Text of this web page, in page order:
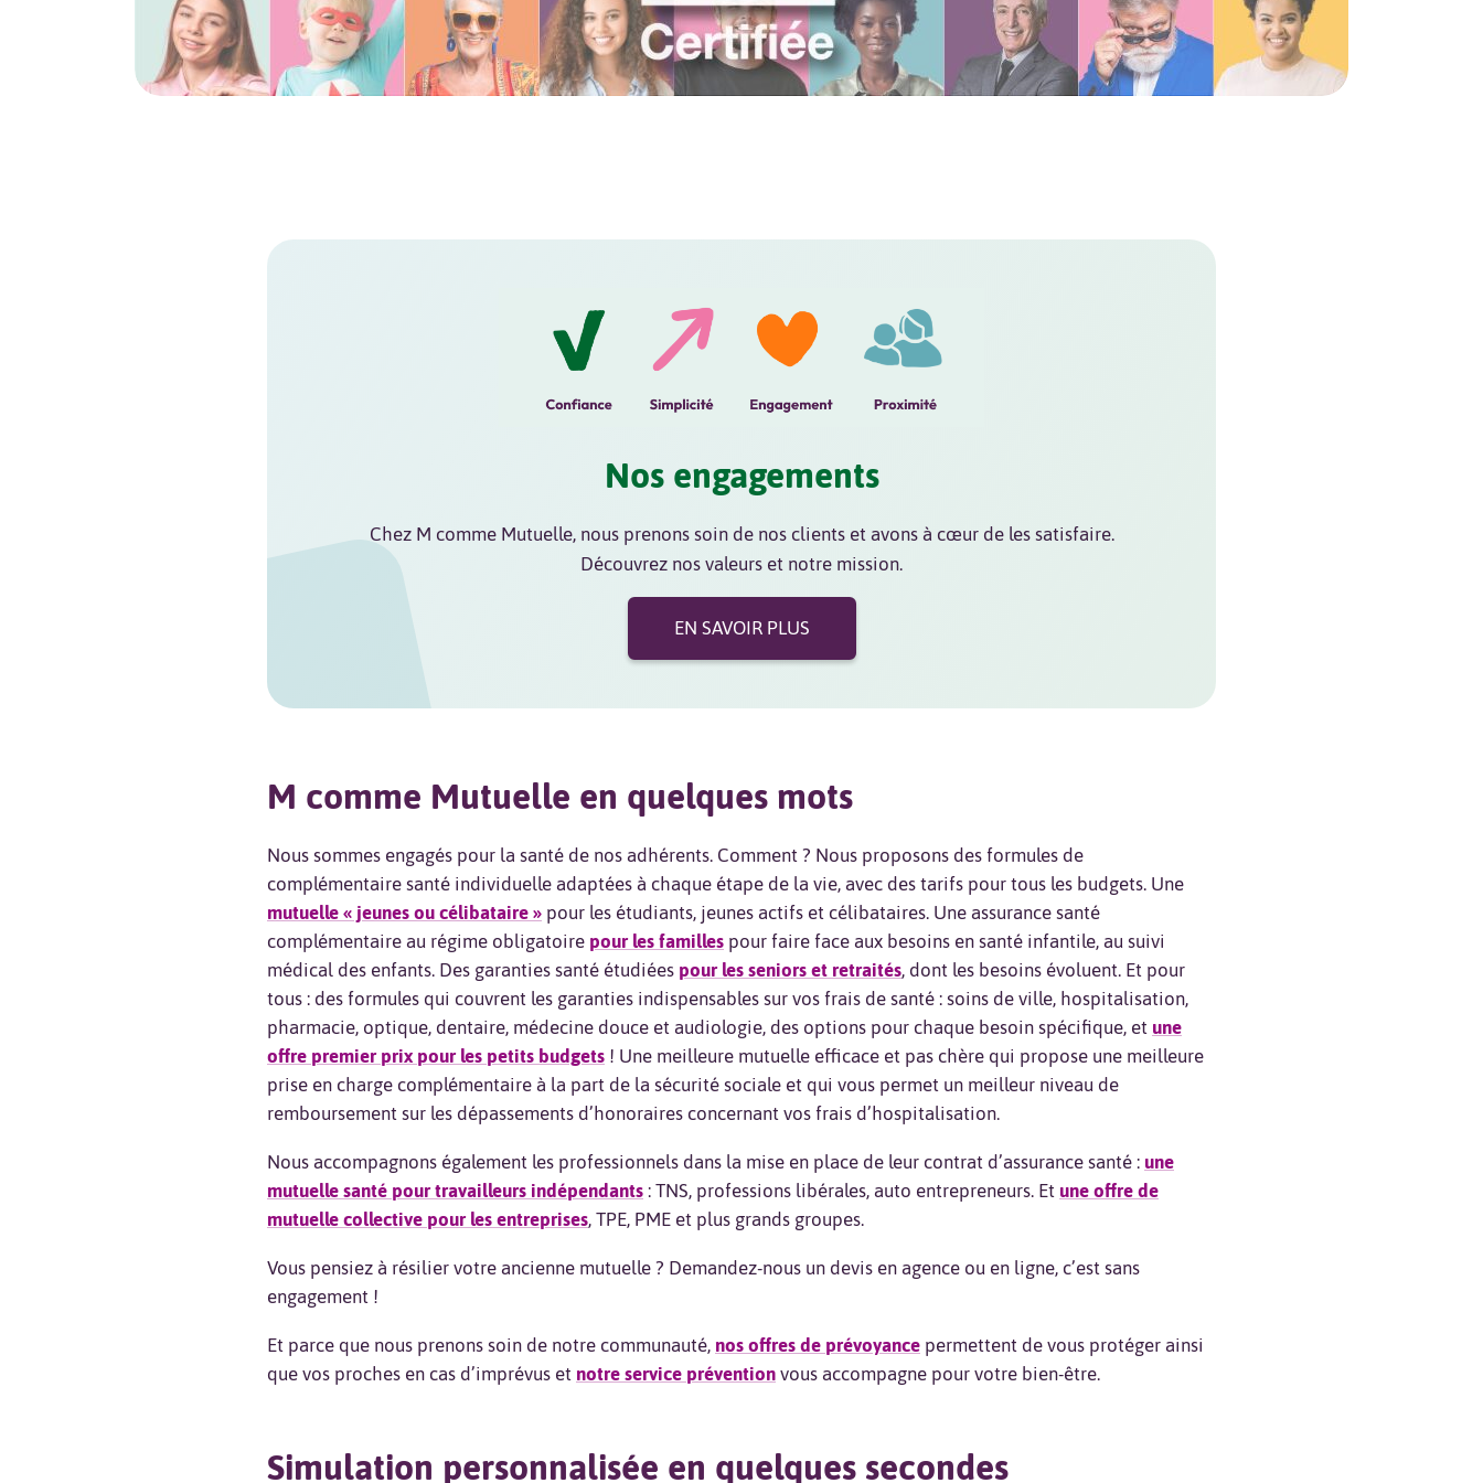
Nos engagements
Chez M comme Mutuelle, nous prenons soin de nos clients et avons à cœur de les satisfaire.
Découvrez nos valeurs et notre mission.
EN SAVOIR PLUS
M comme Mutuelle en quelques mots
Nous sommes engagés pour la santé de nos adhérents. Comment ? Nous proposons des formules de
complémentaire santé individuelle adaptées à chaque étape de la vie, avec des tarifs pour tous les budgets. Une
mutuelle « jeunes ou célibataire » pour les étudiants, jeunes actifs et célibataires. Une assurance santé
complémentaire au régime obligatoire pour les familles pour faire face aux besoins en santé infantile, au suivi
médical des enfants. Des garanties santé étudiées pour les seniors et retraités, dont les besoins évoluent. Et pour
tous : des formules qui couvrent les garanties indispensables sur vos frais de santé : soins de ville, hospitalisation,
pharmacie, optique, dentaire, médecine douce et audiologie, des options pour chaque besoin spécifique, et une
offre premier prix pour les petits budgets ! Une meilleure mutuelle efficace et pas chère qui propose une meilleure
prise en charge complémentaire à la part de la sécurité sociale et qui vous permet un meilleur niveau de
remboursement sur les dépassements d’honoraires concernant vos frais d’hospitalisation.
Nous accompagnons également les professionnels dans la mise en place de leur contrat d’assurance santé : une
mutuelle santé pour travailleurs indépendants : TNS, professions libérales, auto entrepreneurs. Et une offre de
mutuelle collective pour les entreprises, TPE, PME et plus grands groupes.
Vous pensiez à résilier votre ancienne mutuelle ? Demandez-nous un devis en agence ou en ligne, c’est sans
engagement !
Et parce que nous prenons soin de notre communauté, nos offres de prévoyance permettent de vous protéger ainsi
que vos proches en cas d’imprévus et notre service prévention vous accompagne pour votre bien-être.
Simulation personnalisée en quelques secondes